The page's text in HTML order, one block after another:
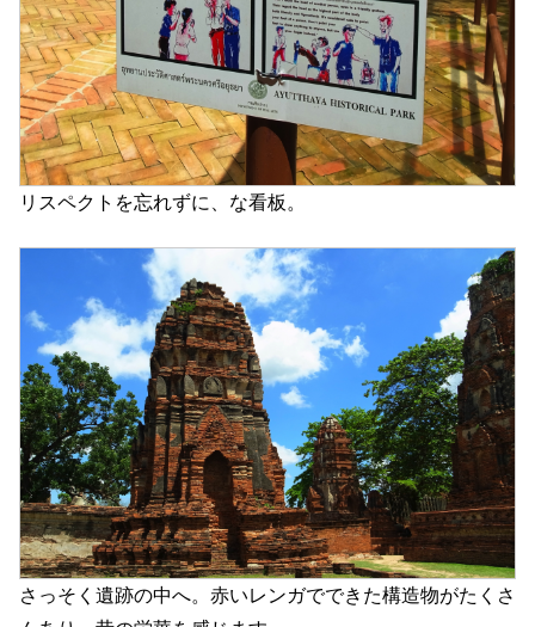
リスペクトを忘れずに、な看板。
さっそく遺跡の中へ。赤いレンガでできた構造物がたくさ